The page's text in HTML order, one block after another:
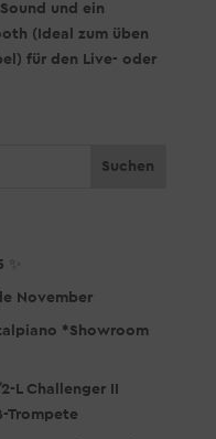
und ein
(Ideal zum üben
für den Live- oder
November
*Showroom
L Challenger II
Trompete